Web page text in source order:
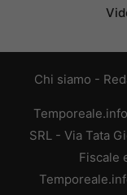
Chi siamo -
SRL - Via Tata
Fiscale